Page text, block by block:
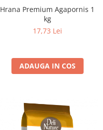
Hrana Premium Agapornis 1
kg
17,73 Lei
ADAUGA IN COS